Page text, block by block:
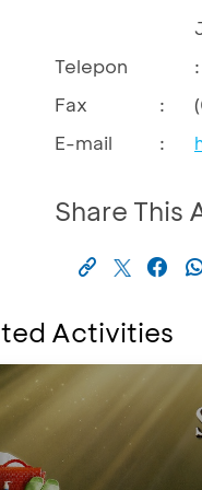
Telepon
:
Fax
:
E-mail
:
Share This
Activities